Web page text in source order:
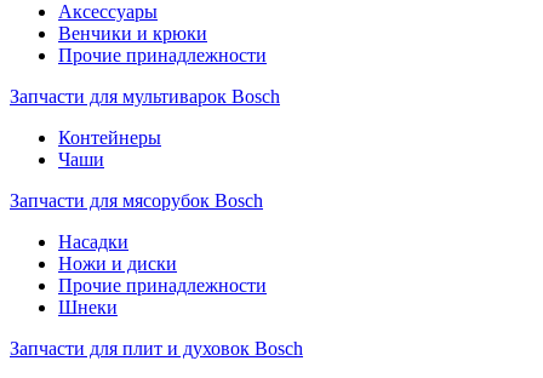
Аксессуары
Венчики и крюки
Прочие принадлежности
Запчасти для мультиварок Bosch
Контейнеры
Чаши
Запчасти для мясорубок Bosch
Насадки
Ножи и диски
Прочие принадлежности
Шнеки
Запчасти для плит и духовок Bosch